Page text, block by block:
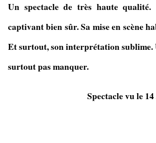
Un spectacle de très haute qualité.
captivant bien sûr. Sa mise en scène
Et surtout, son interprétation sublime.
surtout pas manquer.
Spectacle vu le